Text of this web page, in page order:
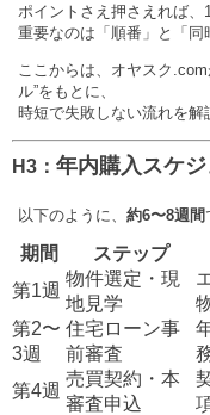
ポイントさえ押さえれば、
重要なのは「順番」と「同
ここからは、オヤスク
ル”をもとに、
時短で失敗しない流れを解
H3： 年内購入スケ
以下のように、 約6〜8週間
期間 ステップ
第1週
物件選定・現
地見学
第2〜
3週
住宅ローン事
前審査
第4週
売買契約・本
審査申込